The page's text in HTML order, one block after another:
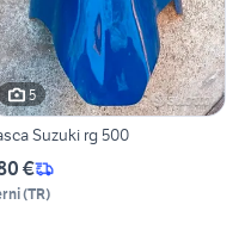
5
Suzuki rg 500
€
(TR)